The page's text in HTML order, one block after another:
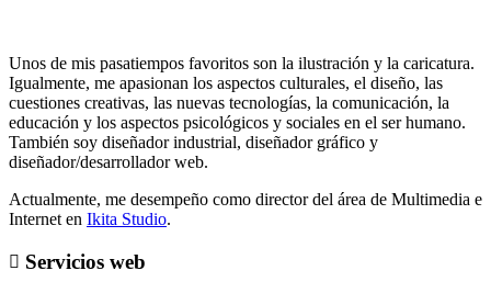
Unos de mis pasatiempos favoritos son la ilustración y la caricatura.
Igualmente, me apasionan los aspectos culturales, el diseño, las
cuestiones creativas, las nuevas tecnologías, la comunicación, la
educación y los aspectos psicológicos y sociales en el ser humano.
También soy diseñador industrial, diseñador gráfico y
diseñador/desarrollador web.
Actualmente, me desempeño como director del área de Multimedia e
Internet en Ikita Studio.
Servicios web